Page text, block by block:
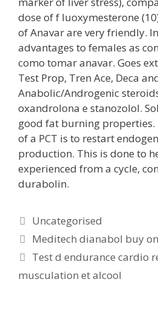
dose of f luoxymesterone
of Anavar are very friendly.
advantages to females as
como tomar anavar. Goes
Test Prop, Tren Ace, Deca
Anabolic/Androgenic
oxandrolona e stanozolol.
good fat burning properties.
of a PCT is to restart
production. This is done to
experienced from a cycle,
durabolin.
Uncategorised
Meditech dianabol buy
Test d endurance cardio
musculation et alcool